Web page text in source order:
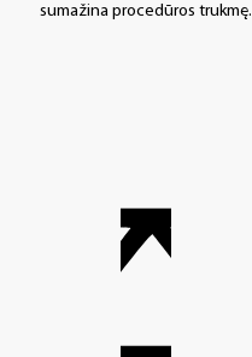
sumažina procedūros trukmę.